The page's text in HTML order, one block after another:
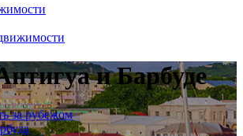
и Барбуде
за рубежом